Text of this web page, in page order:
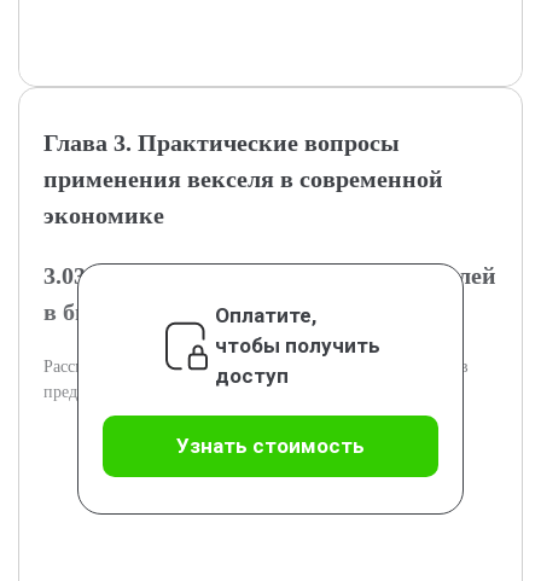
Глава 3. Практические вопросы
применения векселя в современной
экономике
3.03.1 Примеры использования векселей
в бизнесе
Рассмотрение реальных примеров применения векселей в
предпринимательской деятельности.
Оплатите,
чтобы получить
доступ
Узнать стоимость